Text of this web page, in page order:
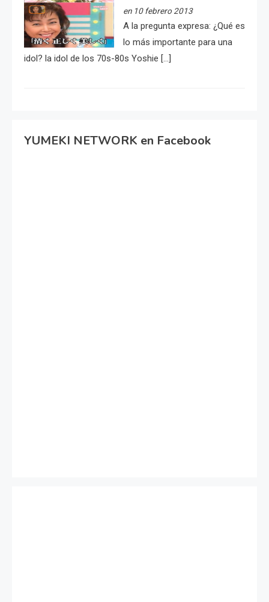
en 10 febrero 2013
A la pregunta expresa: ¿Qué es
lo más importante para una
idol? la idol de los 70s-80s Yoshie […]
YUMEKI NETWORK en Facebook